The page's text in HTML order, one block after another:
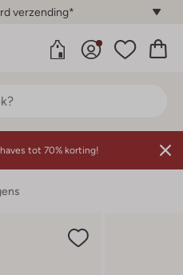
verzending*
tot 70% korting!